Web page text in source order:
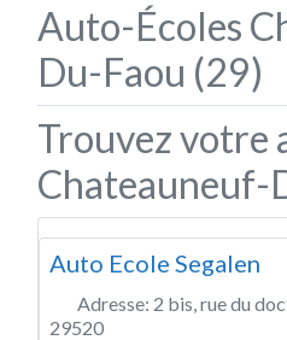
Auto-Écoles
Du-Faou (29)
Trouvez votre
Chateauneuf-
Auto Ecole Segalen
Adresse: 2 bis, rue du
29520